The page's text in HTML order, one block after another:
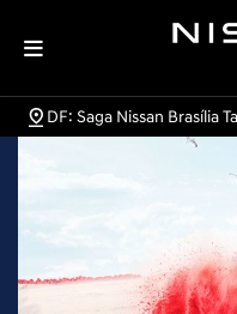
DF: Saga Nissan Brasília